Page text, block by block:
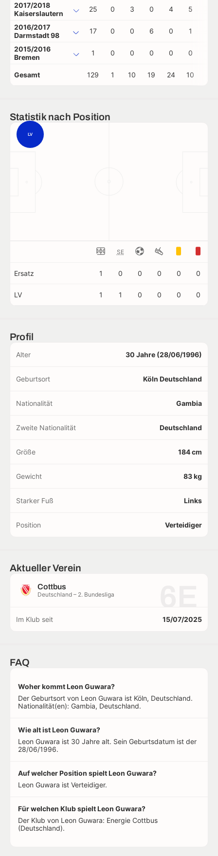
2017/2018
Kaiserslautern
25 0 3 0 4 5
2016/2017
Darmstadt 98
17 0 0 6 0 1
2015/2016
Bremen
1 0 0 0 0 0
Gesamt 129 1 10 19 24 10
Statistik nach Position
LV
SE
Ersatz 1 0 0 0 0 0
LV 1 1 0 0 0 0
Profil
Alter 30 Jahre (28/06/1996)
Geburtsort Köln Deutschland
Nationalität Gambia
Zweite Nationalität Deutschland
Größe 184 cm
Gewicht 83 kg
Starker Fuß Links
Position Verteidiger
Aktueller Verein
Cottbus
Deutschland – 2. Bundesliga
Im Klub seit 15/07/2025
FAQ
Woher kommt Leon Guwara?
Der Geburtsort von Leon Guwara ist Köln, Deutschland.
Nationalität(en): Gambia, Deutschland.
Wie alt ist Leon Guwara?
Leon Guwara ist 30 Jahre alt. Sein Geburtsdatum ist der
28/06/1996.
Auf welcher Position spielt Leon Guwara?
Leon Guwara ist Verteidiger.
Für welchen Klub spielt Leon Guwara?
Der Klub von Leon Guwara: Energie Cottbus
(Deutschland).